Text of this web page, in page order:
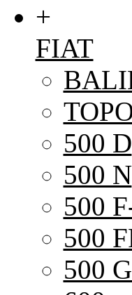
+
FIAT
500 D
500 N
500
500
500